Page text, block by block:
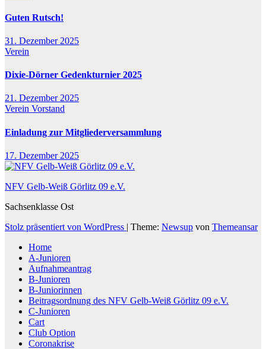
Guten Rutsch!
31. Dezember 2025
Verein
Dixie-Dörner Gedenkturnier 2025
21. Dezember 2025
Verein Vorstand
Einladung zur Mitgliederversammlung
17. Dezember 2025
NFV Gelb-Weiß Görlitz 09 e.V.
Sachsenklasse Ost
Stolz präsentiert von WordPress | Theme: Newsup von Themeansar
Home
A-Junioren
Aufnahmeantrag
B-Junioren
B-Juniorinnen
Beitragsordnung des NFV Gelb-Weiß Görlitz 09 e.V.
C-Junioren
Cart
Club Option
Coronakrise